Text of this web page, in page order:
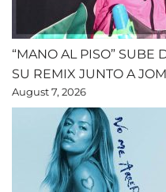
“MANO AL PISO” SUBE
SU REMIX JUNTO A
August 7, 2026